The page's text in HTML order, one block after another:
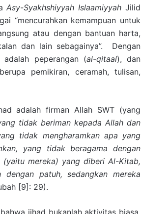
Asy-Syakhshiyyah Islaamiyyah Jilid
“mencurahkan kemampuan untuk
atau dengan bantuan harta,
dan lain sebagainya”. Dengan
peperangan (al-qitaal), dan
pemikiran, ceramah, tulisan,
adalah firman Allah SWT (yang
tidak beriman kepada Allah dan
tidak mengharamkan apa yang
yang tidak beragama dengan
mereka) yang diberi Al-Kitab,
patuh, sedangkan mereka
[9]: 29).
jihad bukanlah aktivitas biasa.